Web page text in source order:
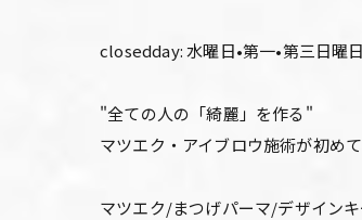
closedday: 水曜日•第一•第三日曜日
"全ての人の「綺麗」を作る"
マツエク・アイブロウ施術が初め
マツエク/まつげパーマ/デザイン